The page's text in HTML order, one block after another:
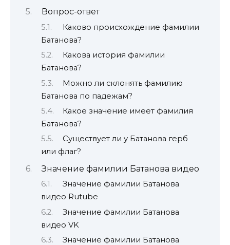
Вопрос-ответ
Каково происхождение фамилии
Батанова?
Какова история фамилии
Батанова?
Можно ли склонять фамилию
Батанова по падежам?
Какое значение имеет фамилия
Батанова?
Существует ли у Батанова герб
или флаг?
Значение фамилии Батанова видео
Значение фамилии Батанова
видео Rutube
Значение фамилии Батанова
видео VK
Значение фамилии Батанова